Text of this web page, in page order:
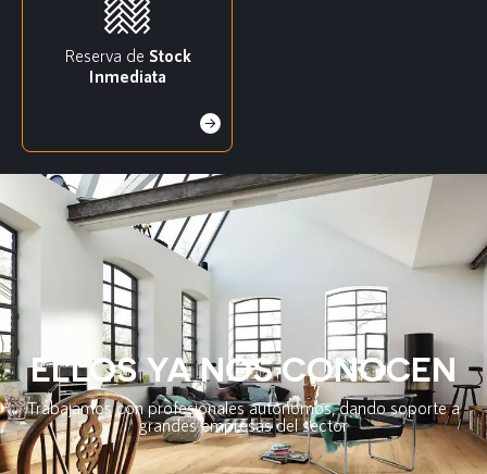
Reserva de Stock
Inmediata
ELLOS YA NOS CONOCEN
Trabajamos con profesionales autónomos, dando soporte a
grandes empresas del sector